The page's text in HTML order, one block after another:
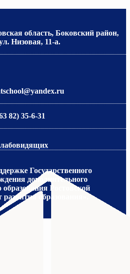
ПРОСВЕЩЕНИЯ
область, Боковский район,
Низовая, 11-а.
82) 35-6-31
Государственного
дополнительного
образования Ростовской
образования».